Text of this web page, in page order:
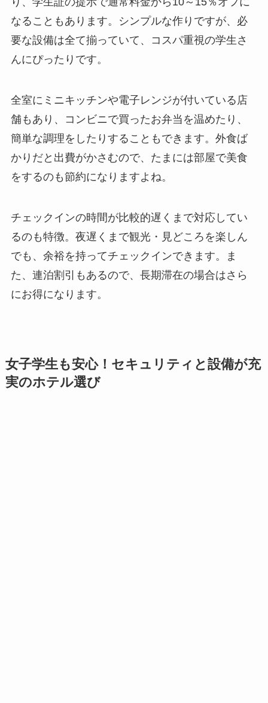
なることもあります。シンプルな作りですが、必
要な設備は全て揃っていて、コスパ重視の学生さ
んにぴったりです。
全室にミニキッチンや電子レンジが付いている店
舗もあり、コンビニで買ったお弁当を温めたり、
簡単な調理をしたりすることもできます。外食ば
かりだと出費がかさむので、たまには部屋で美食
をするのも節約になりますよね。
チェックインの時間が比較的遅くまで対応してい
るのも特徴。夜遅くまで観光・見どころを楽しん
でも、余裕を持ってチェックインできます。ま
た、連泊割引もあるので、長期滞在の場合はさら
にお得になります。
女子学生も安心！セキュリティと設備が充
実のホテル選び